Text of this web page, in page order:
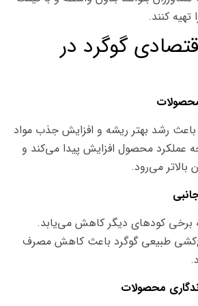
کنند.
گوگرد در
باعث رشد بهتر ریشه و افزایش جذب مواد
عملکرد محصول افزایش پیدا می‌کند و
بالاتر می‌رود.
برخی کودهای دیگر کاهش می‌یابد.
طبیعی گوگرد باعث کاهش مصرف
محصولات